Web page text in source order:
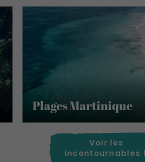
Plages Martinique
Voir les
incontournables